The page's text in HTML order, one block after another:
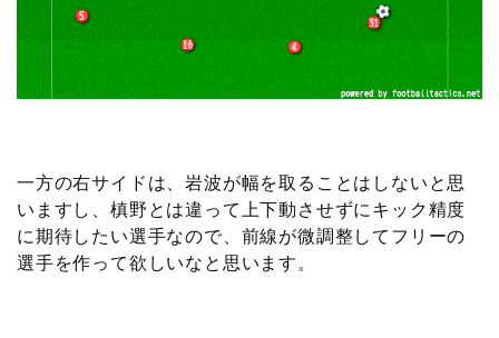
一方の右サイドは、岩波が幅を取ることはしないと思
いますし、槙野とは違って上下動させずにキック精度
に期待したい選手なので、前線が微調整してフリーの
選手を作って欲しいなと思います。